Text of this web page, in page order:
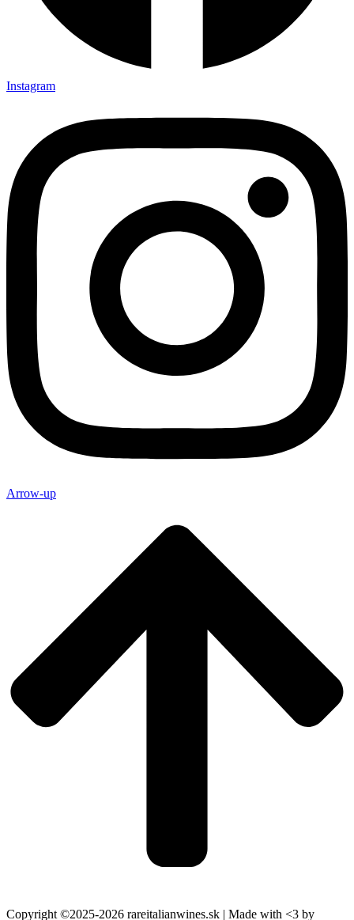
Instagram
Arrow-up
Copyright ©2025-2026 rareitalianwines.sk | Made with <3 by